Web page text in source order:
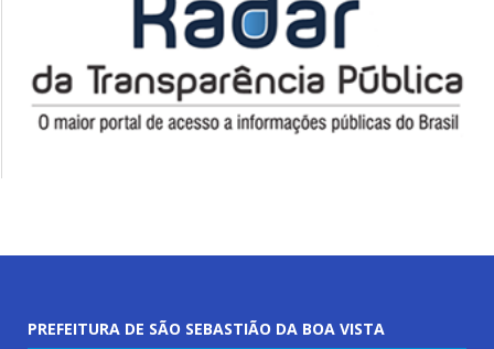
PREFEITURA DE SÃO SEBASTIÃO DA BOA VISTA